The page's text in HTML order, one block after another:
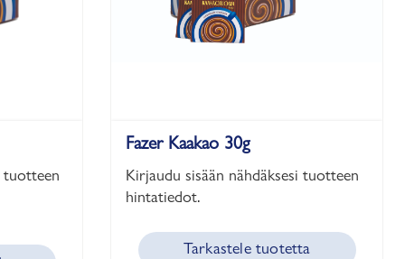
tuotteen
Fazer Kaakao 30g
Kirjaudu sisään nähdäksesi tuotteen
hintatiedot.
Tarkastele tuotetta